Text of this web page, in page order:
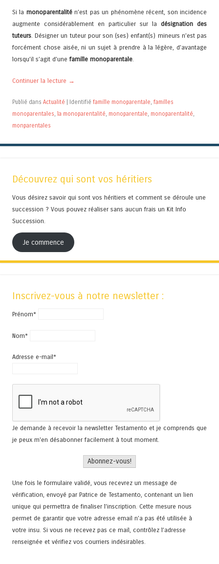
Si la monoparentalitén’est pas un phénomène récent, son incidence
augmente considérablement en particulier sur la désignation des
tuteurs. Désigner un tuteur pour son (ses) enfant(s) mineurs n’est pas
forcément chose aisée, ni un sujet à prendre à la légère, d’avantage
lorsqu’il s’agit d’unefamille monoparentale.
Continuer la lecture →
Publié dans Actualité | Identifié famille monoparentale familles
monoparentales la monoparentalité monoparentale monoparentalité
monparentales
Découvrez qui sont vos héritiers
Vous désirez savoir qui sont vos héritiers et comment se déroule une
succession ? Vous pouvez réaliser sans aucun frais un Kit Info
Succession.
Je commence
Inscrivez-vous à notre newsletter :
Prénom*
Nom*
Adresse e-mail*
Je demande à recevoir la newsletter Testamento et je comprends que
je peux m'en désabonner facilement à tout moment.
Une fois le formulaire validé, vous recevrez un message de
vérification, envoyé par Patrice de Testamento, contenant un lien
unique qui permettra de finaliser l'inscription. Cette mesure nous
permet de garantir que votre adresse email n’a pas été utilisée à
votre insu. Si vous ne recevez pas ce mail, contrôlez l’adresse
renseignée et vérifiez vos courriers indésirables.